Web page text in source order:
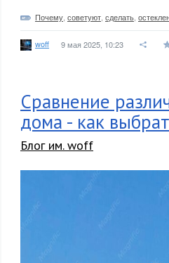
Почему советуют сделать
woff 9 мая 2025, 10:23
Сравнение
дома - как
Блог им. woff